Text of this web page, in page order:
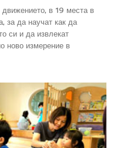
в 19 места в
за да научат как да
си и да извлекат
ново измерение в